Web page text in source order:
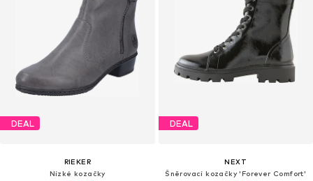
DEAL
RIEKER
Nízké kozačky
DEAL
NEXT
Šněrovací kozačky 'Forever Comfort'